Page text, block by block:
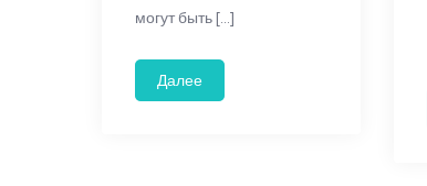
могут быть […]
Далее